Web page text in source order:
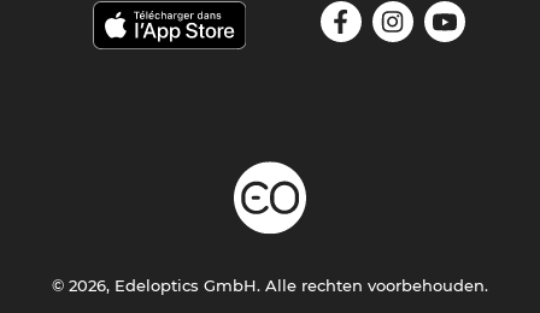
© 2026, Edeloptics GmbH. Alle rechten voorbehouden.